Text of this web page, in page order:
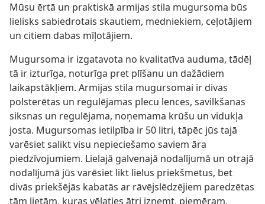
Mūsu ērtā un praktiskā armijas stila mugursoma būs
lielisks sabiedrotais skautiem, medniekiem, ceļotājiem
un citiem dabas mīļotājiem.
Mugursoma ir izgatavota no kvalitatīva auduma, tādēļ
tā ir izturīga, noturīga pret plīšanu un dažādiem
laikapstākļiem. Armijas stila mugursomai ir divas
polsterētas un regulējamas plecu lences, savilkšanas
siksnas un regulējama, noņemama krūšu un vidukļa
josta. Mugursomas ietilpība ir 50 litri, tāpēc jūs tajā
varēsiet salikt visu nepieciešamo saviem āra
piedzīvojumiem. Lielajā galvenajā nodalījumā un otrajā
nodalījumā jūs varēsiet likt lielus priekšmetus, bet
divās priekšējās kabatās ar rāvējslēdzējiem paredzētas
tām lietām, kuras vēlaties ātri izņemt, piemēram,